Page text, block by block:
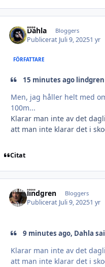
Dahla Bloggers
Publicerat Juli 9, 20251 yr
FÖRFATTARE
15 minutes ago lindgren
Men, jag håller helt med
100m...
Klarar man inte av det
att man inte klarar det i
Citat
lindgren Bloggers
Publicerat Juli 9, 20251 yr
9 minutes ago, Dahla
Klarar man inte av det
att man inte klarar det i